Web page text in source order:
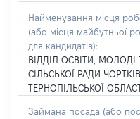
Найменування місця
(або місця майбутньої
для кандидатів):
ВІДДІЛ ОСВІТИ,
СІЛЬСЬКОЇ РАДИ
ТЕРНОПІЛЬСЬКОЇ
Займана посада (або